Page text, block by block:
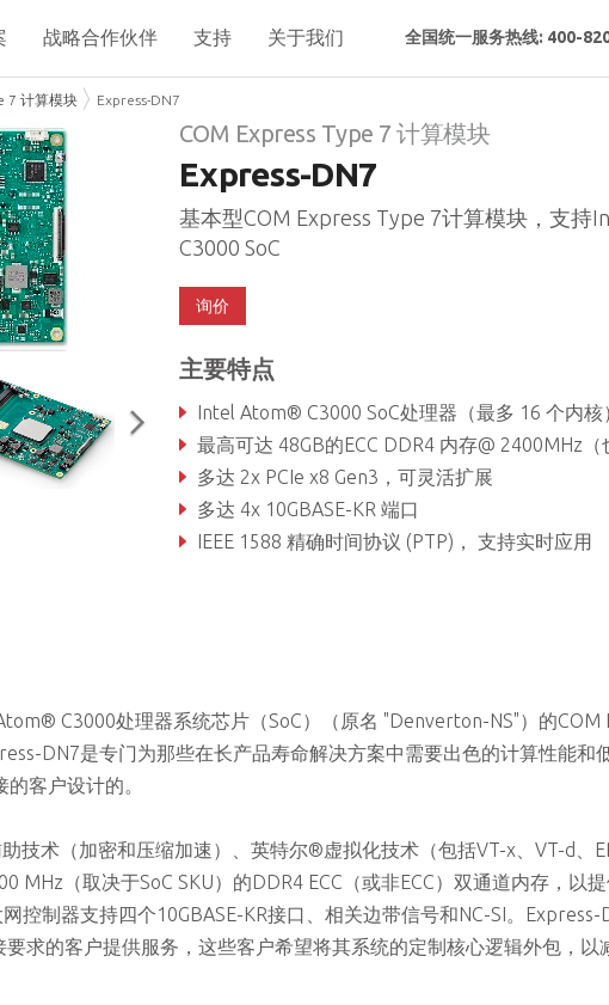
全国统一服务热线: 400-
战略合作伙伴 支持 关于我们
7 计算模块 Express-DN7
COM Express Type 7 计算模块
Express-DN7
基本型COM Express Type 7计算模块，支持
C3000 SoC
询价
主要特点
Intel Atom® C3000 SoC处理器（最多 16 个内核），支持完全虚拟
最高可达 48GB的ECC DDR4 内存@ 2400MHz（也支
多达 2x PCIe x8 Gen3，可灵活扩展
多达 4x 10GBASE-KR 端口
IEEE 1588 精确时间协议 (PTP)， 支持实时应用
C3000处理器系统芯片（SoC）（原名 "Denverton-NS"）的COM
DN7是专门为那些在长产品寿命解决方案中需要出色的计算性能和
客户设计的。
技术（加密和压缩加速）、英特尔®虚拟化技术（包括VT-x、VT-d、
MHz（取决于SoC SKU）的DDR4 ECC（或非ECC）双通道内存，以
控制器支持四个10GBASE-KR接口、相关边带信号和NC-SI。Express-
求的客户提供服务，这些客户希望将其系统的定制核心逻辑外包，以